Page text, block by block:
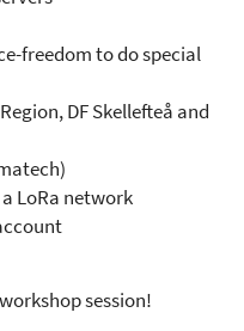
to do special
DF Skellefteå and
LoRa network
session!